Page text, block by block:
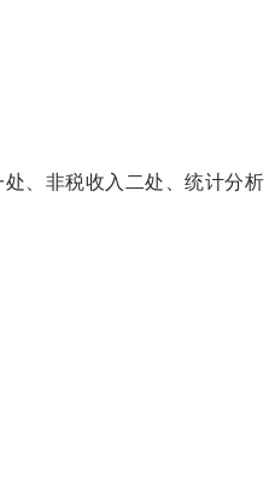
、非税收入二处、统计分析